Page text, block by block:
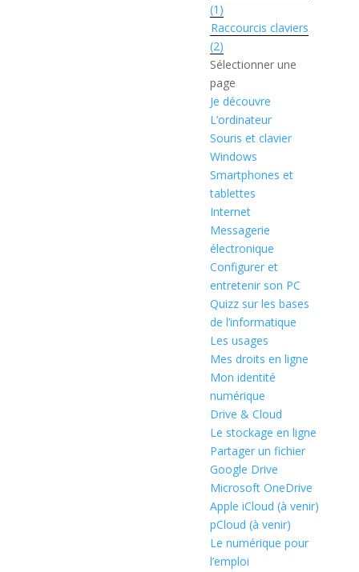
(1)
Raccourcis claviers
(2)
Sélectionner une
page
Je découvre
L’ordinateur
Souris et clavier
Windows
Smartphones et
tablettes
Internet
Messagerie
électronique
Configurer et
entretenir son PC
Quizz sur les bases
de l’informatique
Les usages
Mes droits en ligne
Mon identité
numérique
Drive & Cloud
Le stockage en ligne
Partager un fichier
Google Drive
Microsoft OneDrive
Apple iCloud (à venir)
pCloud (à venir)
Le numérique pour
l’emploi